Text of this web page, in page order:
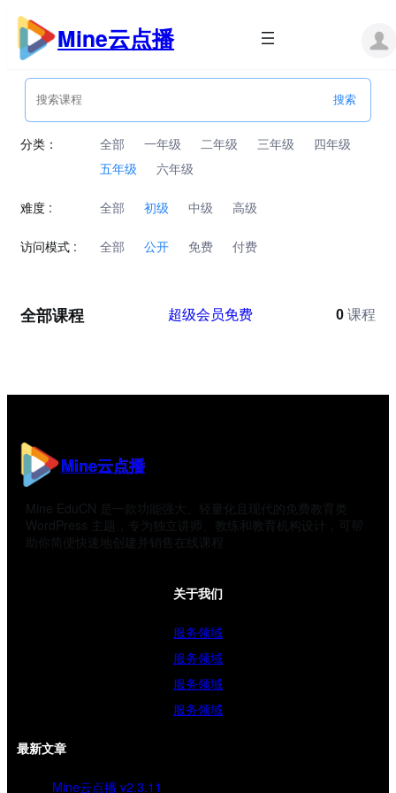
跳
内
Mine云点播
分类： 全部 一年级 二年级 三年级
四年级
五年级
六年级
难度 : 全部 初级 中级 高级
访问模式 : 全部 公开 免费 付费
全部课程 超级会员免费 0 课程
Mine云点播
Mine EduCN 是一款功能强大、轻量化且现代的免费教育类
WordPress 主题，专为独立讲师、教练和教育机构设计，可帮
助你简便快速地创建并销售在线课程
关于我们
服务领域
服务领域
服务领域
服务领域
最新文章
Mine云点播 v2.3.11